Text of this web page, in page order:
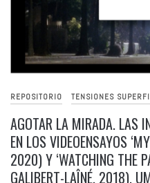
REPOSITORIO TENSIONES
AGOTAR LA MIRADA. LAS
EN LOS VIDEOENSAYOS
2020) Y ‘WATCHING THE
GALIBERT-LAÎNÉ, 2018).